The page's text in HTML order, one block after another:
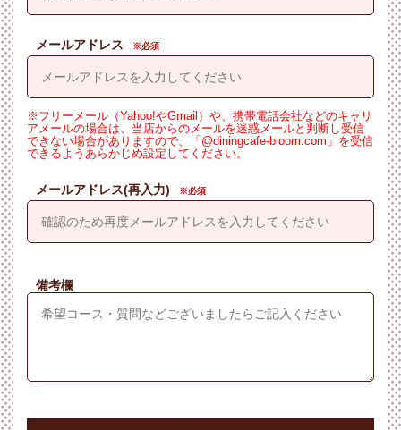
メールアドレス
※フリーメール（Yahoo!やGmail）や、携帯電話会社などのキャリ
アメールの場合は、当店からのメールを迷惑メールと判断し受信
できない場合がありますので、「@diningcafe-bloom.com」を受信
できるようあらかじめ設定してください。
メールアドレス(再入力)
備考欄